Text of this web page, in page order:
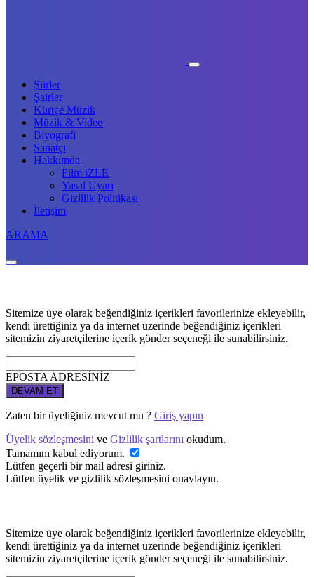
Şiirler
Şairler
Kürtçe Müzik
Müzik & Video
Biyografi
Sanatçı
Hakkımda
Film iZLE
Yasal Uyarı
Gizlilik Politikası
İletişim
ARAMA
Sitemize üye olarak beğendiğiniz içerikleri favorilerinize ekleyebilir,
kendi ürettiğiniz ya da internet üzerinde beğendiğiniz içerikleri
sitemizin ziyaretçilerine içerik gönder seçeneği ile sunabilirsiniz.
EPOSTA ADRESİNİZ
DEVAM ET
Zaten bir üyeliğiniz mevcut mu ? Giriş yapın
Üyelik sözleşmesini ve Gizlilik şartlarını okudum.
Tamamını kabul ediyorum.
Lütfen geçerli bir mail adresi giriniz.
Lütfen üyelik ve gizlilik sözleşmesini onaylayın.
Sitemize üye olarak beğendiğiniz içerikleri favorilerinize ekleyebilir,
kendi ürettiğiniz ya da internet üzerinde beğendiğiniz içerikleri
sitemizin ziyaretçilerine içerik gönder seçeneği ile sunabilirsiniz.